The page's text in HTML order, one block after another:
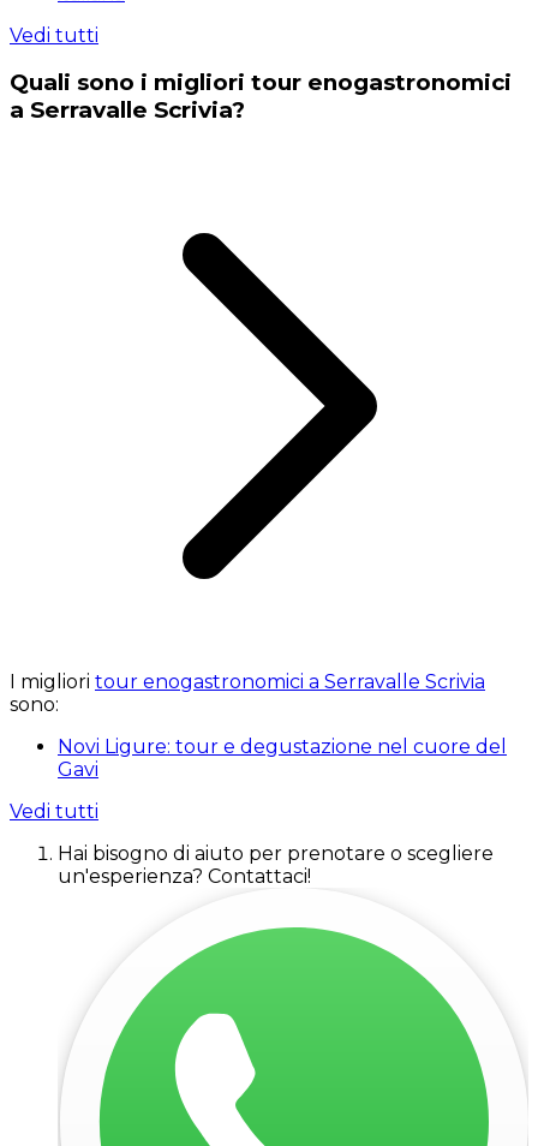
Vedi tutti
Quali sono i migliori tour enogastronomici
a Serravalle Scrivia?
I migliori tour enogastronomici a Serravalle Scrivia
sono:
Novi Ligure: tour e degustazione nel cuore del
Gavi
Vedi tutti
Hai bisogno di aiuto per prenotare o scegliere
un'esperienza? Contattaci!